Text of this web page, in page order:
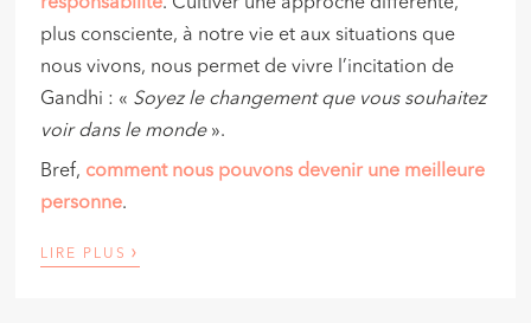
responsabilité. Cultiver une approche différente,
plus consciente, à notre vie et aux situations que
nous vivons, nous permet de vivre l’incitation de
Gandhi : « Soyez le changement que vous souhaitez
voir dans le monde».
Bref, comment nous pouvons devenir une meilleure
personne.
LIRE PLUS ›